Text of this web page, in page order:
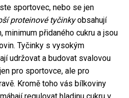
sportovec, nebo se jen
proteinové tyčinkyobsahují
přidaného cukru a jsou
Tyčinky s vysokým
udržovat a budovat svalovou
pro sportovce, ale pro
Kromě toho vás bílkoviny